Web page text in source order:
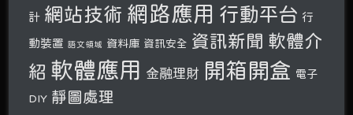
計 網站技術 網路應用 行動平台 行
動裝置 語文領域 資料庫 資訊安全 資訊新聞 軟體介
紹 軟體應用 金融理財 開箱開盒 電子
DIY 靜圖處理